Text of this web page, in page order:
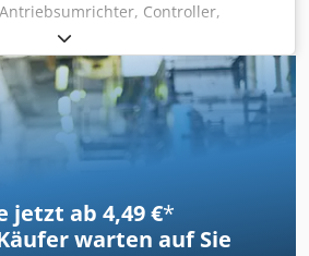
Controller,
Hersteller: KEB, Combivert
Dq Uuofx Akrock -Typ: .R01-
V 50/60 Hz -Preis: pro Stück -
340/190/H85 mm -Gewicht:
jetzt ab 4,49 €*
warten auf Sie